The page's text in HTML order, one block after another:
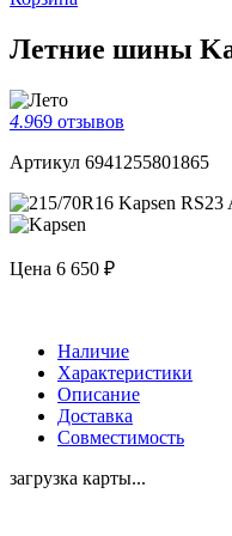
Летние шины
4.969 отзывов
Артикул 6941255801865
Цена 6 650 ₽
Наличие
Характеристики
Описание
Доставка
Совместимость
загрузка карты...